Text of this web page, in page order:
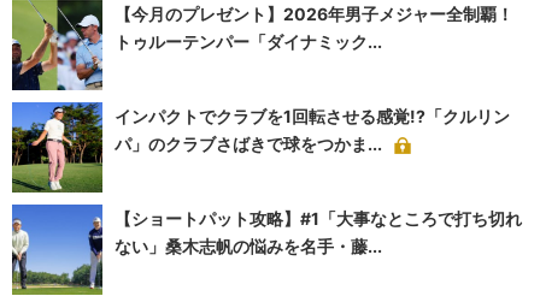
【今月のプレゼント】2026年男子メジャー全制覇！
トゥルーテンパー「ダイナミック...
インパクトでクラブを1回転させる感覚!?「クルリン
パ」のクラブさばきで球をつかま...
【ショートパット攻略】#1「大事なところで打ち切れ
ない」桑木志帆の悩みを名手・藤...